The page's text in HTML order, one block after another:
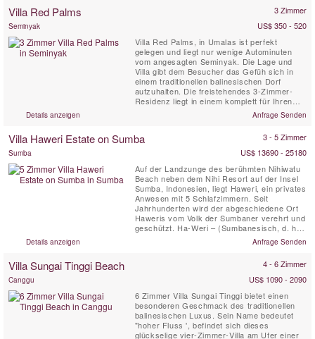
Villa Red Palms 3 Zimmer
Seminyak
US$ 350 - 520
Villa Red Palms, in Umalas ist perfekt
gelegen und liegt nur wenige Autominuten
vom angesagten Seminyak. Die Lage und
Villa gibt dem Besucher das Gefüh sich in
einem traditionellen balinesischen Dorf
aufzuhalten. Die freistehendes 3-Zimmer-
Residenz liegt in einem komplett für Ihren
Komfort und die Sicherheit der Anlage
eingeschlossen enthalten. Drei Suiten Villen
Außen douvche. Pläne Screens sind in
jedem Zimmer und Blick auf den ...
Details anzeigen Anfrage Senden
Villa Haweri Estate on Sumba 3 - 5 Zimmer
Sumba
US$ 13690 - 25180
Auf der Landzunge des berühmten Nihiwatu
Beach neben dem Nihi Resort auf der Insel
Sumba, Indonesien, liegt Haweri, ein privates
Anwesen mit 5 Schlafzimmern. Seit
Jahrhunderten wird der abgeschiedene Ort
Haweris vom Volk der Sumbaner verehrt und
geschützt. Ha-Weri – (Sumbanesisch, d. h. –
heilig – bewacht – geschützt) Haweri Estate
ist der Brennpunkt positiver Energie, ein Ort
vom Meer umgeben ist und von unberührtem
Details anzeigen Anfrage Senden
Villa Sungai Tinggi Beach 4 - 6 Zimmer
Canggu
US$ 1090 - 2090
6 Zimmer Villa Sungai Tinggi bietet einen
besonderen Geschmack des traditionellen
balinesischen Luxus. Sein Name bedeutet
"hoher Fluss ', befindet sich dieses
glückselige vier-Zimmer-Villa am Ufer einer